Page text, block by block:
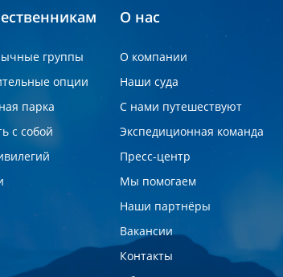
группы
опции
парка
с собой
О нас
О компании
Наши суда
С нами путешествуют
Экспедиционная команда
Пресс-центр
Мы помогаем
Наши партнёры
Вакансии
Контакты